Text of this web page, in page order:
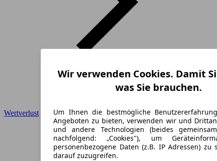
Wertverlust
Wir verwenden Cookies. Damit
was Sie brauchen.
Um Ihnen die bestmögliche
Angeboten zu bieten, verwenden wir und
und andere Technologien (beides
nachfolgend: „Cookies"), um
personenbezogene Daten (z.B. IP Adressen) zu
darauf zuzugreifen.